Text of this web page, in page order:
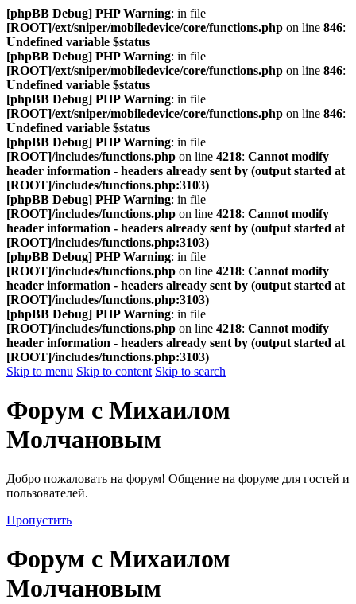
[phpBB Debug] PHP Warning: in file
[ROOT]/ext/sniper/mobiledevice/core/functions.php on line 846:
Undefined variable $status
[phpBB Debug] PHP Warning: in file
[ROOT]/ext/sniper/mobiledevice/core/functions.php on line 846:
Undefined variable $status
[phpBB Debug] PHP Warning: in file
[ROOT]/ext/sniper/mobiledevice/core/functions.php on line 846:
Undefined variable $status
[phpBB Debug] PHP Warning: in file
[ROOT]/includes/functions.php on line 4218: Cannot modify
header information - headers already sent by (output started at
[ROOT]/includes/functions.php:3103)
[phpBB Debug] PHP Warning: in file
[ROOT]/includes/functions.php on line 4218: Cannot modify
header information - headers already sent by (output started at
[ROOT]/includes/functions.php:3103)
[phpBB Debug] PHP Warning: in file
[ROOT]/includes/functions.php on line 4218: Cannot modify
header information - headers already sent by (output started at
[ROOT]/includes/functions.php:3103)
[phpBB Debug] PHP Warning: in file
[ROOT]/includes/functions.php on line 4218: Cannot modify
header information - headers already sent by (output started at
[ROOT]/includes/functions.php:3103)
Skip to menu Skip to content Skip to search
Форум с Михаилом
Молчановым
Добро пожаловать на форум! Общение на форуме для гостей и
пользователей.
Пропустить
Форум с Михаилом
Молчановым